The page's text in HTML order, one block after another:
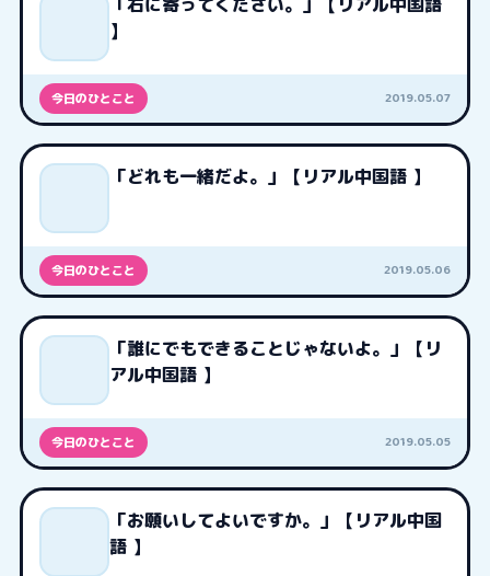
】
今日のひとこと 2019.05.07
「どれも一緒だよ。」【リアル中国語 】
今日のひとこと 2019.05.06
「誰にでもできることじゃないよ。」【リ
アル中国語 】
今日のひとこと 2019.05.05
「お願いしてよいですか。」【リアル中国
語 】